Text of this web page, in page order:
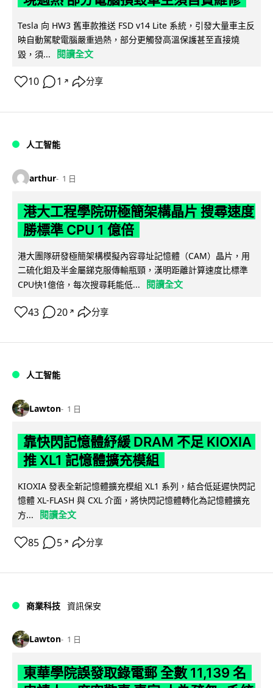
Tesla 向 HW3 舊車款推送 FSD v14 Lite 系統，引發大量車主反
映自動駕駛電腦嚴重過熱，部分更觸發高溫保護甚至直接燒
毀，須...
閱讀全文
10 1 ↗ 分享
人工智能
arthur 1 日
港大工程學院研極簡架構晶片 搜尋速度
勝標準 CPU 1 億倍
港大團隊研發極簡架構模擬內容尋址記憶體（CAM）晶片，用
二硫化鉬及半金屬銻克服傳輸瓶頸，漢明距離計算速度比標準
CPU快1億倍，每次搜尋耗能低...
閱讀全文
43 20 ↗ 分享
人工智能
Lawton 1 日
靠快閃記憶體紓緩 DRAM 不足 KIOXIA
推 XL1 記憶體擴充模組
KIOXIA 發表全新記憶體擴充模組 XL1 系列，結合低延遲快閃記
憶體 XL-FLASH 與 CXL 介面，將快閃記憶體轉化為記憶體擴充
方...
閱讀全文
85 5 ↗ 分享
商業科技 資訊保安
Lawton 1 日
東華學院誤發取錄電郵 全數 11,139 名